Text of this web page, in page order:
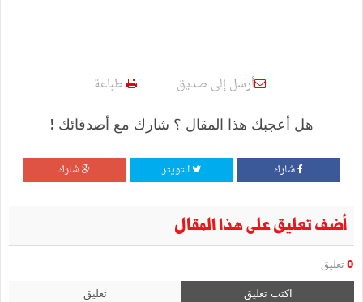
أرسل إلى صديق طباعة
هل أعجبك هذا المقال ؟ شارك مع أصدقائك !
شارك التويتر شارك
أضف تعليق على هذا المقال
0 تعليق
اكتب تعليق تعليق